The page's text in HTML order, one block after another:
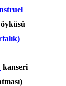
kanseri